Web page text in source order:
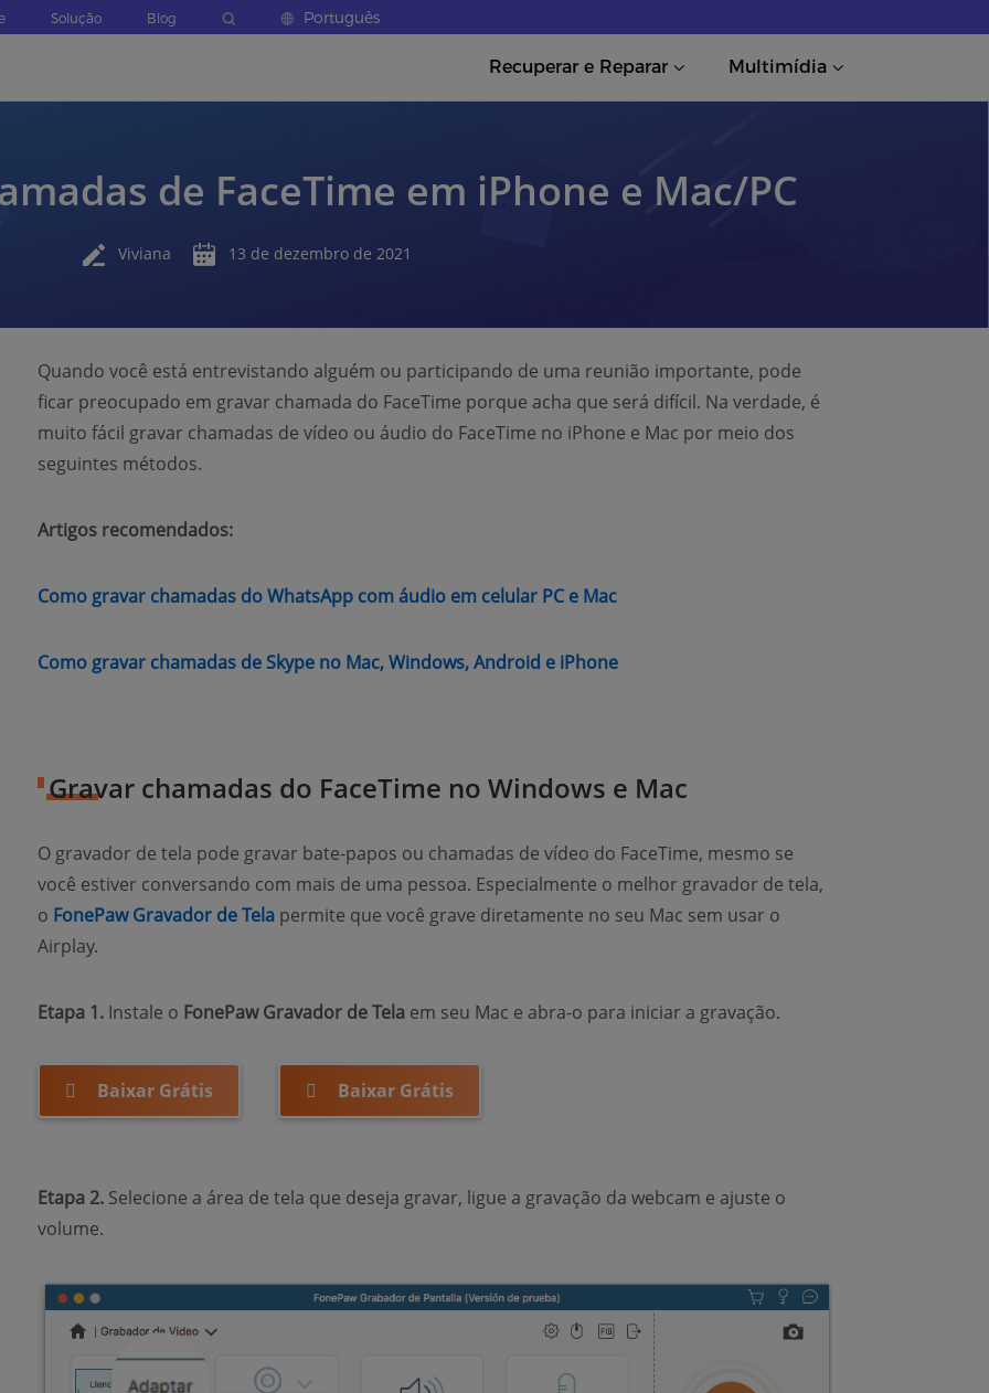
Solução Blog Português
Recuperar e Reparar Multimídia
de FaceTime em iPhone e Mac/PC
Viviana 13 de dezembro de 2021
Quando você está entrevistando alguém ou participando de uma reunião importante, pode
ficar preocupado em gravar chamada do FaceTime porque acha que será difícil. Na verdade, é
muito fácil gravar chamadas de vídeo ou áudio do FaceTime no iPhone e Mac por meio dos
seguintes métodos.
Artigos recomendados:
Como gravar chamadas do WhatsApp com áudio em celular PC e Mac(opens new window)
Como gravar chamadas de Skype no Mac, Windows, Android e iPhone(opens new window)
Gravar chamadas do FaceTime no Windows e Mac
O gravador de tela pode gravar bate-papos ou chamadas de vídeo do FaceTime, mesmo se
você estiver conversando com mais de uma pessoa. Especialmente o melhor gravador de tela,
o FonePaw Gravador de Tela (opens new window)
permite que você grave diretamente no seu Mac sem usar o
Airplay.
Etapa 1. Instale o FonePaw Gravador de Tela em seu Mac e abra-o para iniciar a gravação.
Baixar Grátis Baixar Grátis
Etapa 2. Selecione a área de tela que deseja gravar, ligue a gravação da webcam e ajuste o
volume.